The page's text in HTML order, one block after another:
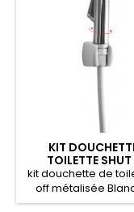
KIT
TOILETTE
METALLISEE
kit douchette de
off métalisée
metallic Shut off